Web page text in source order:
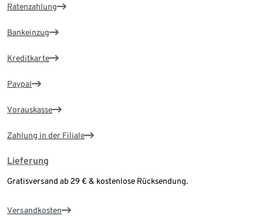
Ratenzahlung
Bankeinzug
Kreditkarte
Paypal
Vorauskasse
Zahlung in der Filiale
Lieferung
Gratisversand ab 29 € & kostenlose Rücksendung.
Versandkosten